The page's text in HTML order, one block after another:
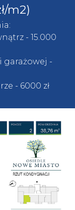
m2)
- 15.000
garażowej -
- 6000 zł